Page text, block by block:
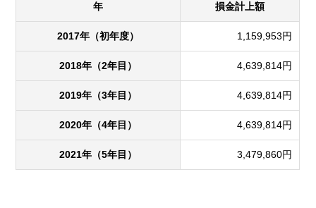
年 損金計上額
2017年（初年度） 1,159,953円
2018年（2年目） 4,639,814円
2019年（3年目） 4,639,814円
2020年（4年目） 4,639,814円
2021年（5年目） 3,479,860円